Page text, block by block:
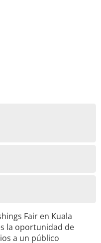
Fair en Kuala
la oportunidad de
a un público